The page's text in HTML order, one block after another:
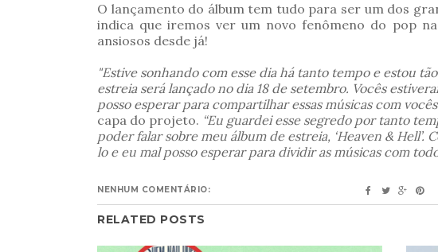
O lançamento do álbum tem tudo para ser um dos
indica que iremos ver um novo fenômeno do pop
ansiosos desde já!
"Estive sonhando com esse dia há tanto tempo e estou
estreia será lançado no dia 18 de setembro. Vocês
posso esperar para compartilhar essas músicas com
capa do projeto. “Eu guardei esse segredo por tanto
poder falar sobre meu álbum de estreia, ‘Heaven & Hell’.
lo e eu mal posso esperar para dividir as músicas com
NENHUM COMENTÁRIO:
RELATED POSTS